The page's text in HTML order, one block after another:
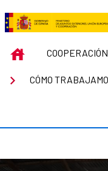
Skip to Main Content
Alianzas
INICIOCOOPERACIÓN
CÓMO